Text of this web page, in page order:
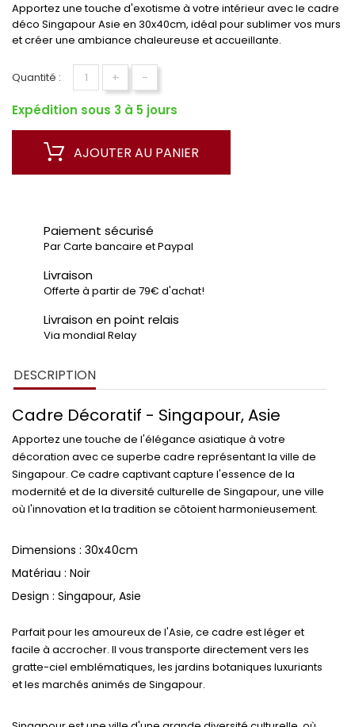
Apportez une touche d'exotisme à votre intérieur avec le cadre
déco Singapour Asie en 30x40cm, idéal pour sublimer vos murs
et créer une ambiance chaleureuse et accueillante.
Quantité : +
-
Expédition sous 3 à 5 jours
AJOUTER AU PANIER
Paiement sécurisé
Par Carte bancaire et Paypal
Livraison
Offerte à partir de 79€ d'achat!
Livraison en point relais
Via mondial Relay
DESCRIPTION
Cadre Décoratif - Singapour, Asie
Apportez une touche de l'élégance asiatique à votre
décoration avec ce superbe cadre représentant la ville de
Singapour. Ce cadre captivant capture l'essence de la
modernité et de la diversité culturelle de Singapour, une ville
où l'innovation et la tradition se côtoient harmonieusement.
Dimensions : 30x40cm
Matériau : Noir
Design : Singapour, Asie
Parfait pour les amoureux de l'Asie, ce cadre est léger et
facile à accrocher. Il vous transporte directement vers les
gratte-ciel emblématiques, les jardins botaniques luxuriants
et les marchés animés de Singapour.